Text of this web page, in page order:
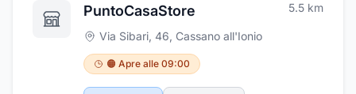
PuntoCasaStore 5.5 km
Via Sibari, 46, Cassano all'Ionio
🟠 Apre alle 09:00